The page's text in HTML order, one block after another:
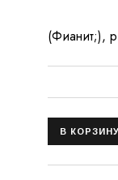
(Фианит;),